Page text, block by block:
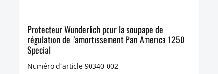
Protecteur Wunderlich pour la soupape de
régulation de l'amortissement Pan America 1250
Special
Numéro d´article 90340-002